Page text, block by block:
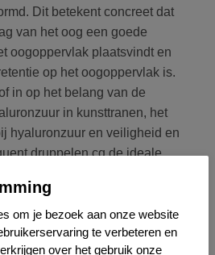
Dit betekent concreet dat
van het oog een goede
oogoppervlak plaatsvindt en
op het oogoppervlak is.
in op het belang van de
in kunsttranen, het
hyaluronzuur en veiligheid en
druppelen cq de ideale
kunsttranen
om je bezoek aan onze website
te verbeteren en
over het gebruik onze